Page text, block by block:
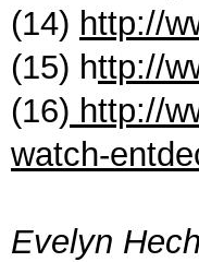
(14) http://
(15) http://
(16) http://
watch-
Evelyn